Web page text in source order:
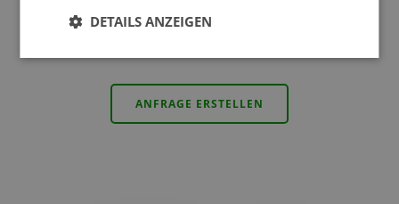
nicht abgeschlossene Anfrage an unsere Spezialisten
ANFRAGE ERSTELLEN
DETAILS ANZEIGEN